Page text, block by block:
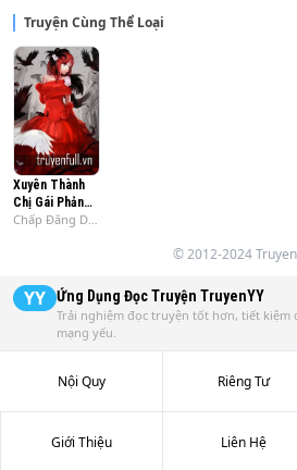
Truyện Cùng Thể Loại
Xuyên Thành
Chị Gái Phản
Diện Của Nam
Chấp Đăng Dạ
© 2012-2024
YY Ứng Dụng Đọc Truyện TruyenYY
Trải nghiệm đọc truyện tốt hơn, tiết kiệm
mạng yếu.
Nội Quy Riêng Tư
Giới Thiệu Liên Hệ